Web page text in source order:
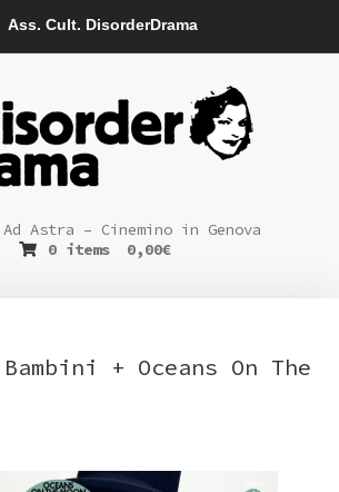
Ass. Cult. DisorderDrama
Ad Astra – Cinemino in Genova
0 items
0,00€
+ Oceans On The